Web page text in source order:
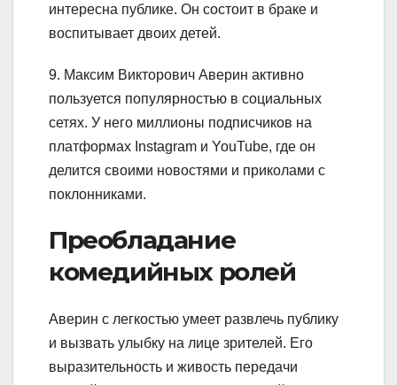
интересна публике. Он состоит в браке и
воспитывает двоих детей.
9. Максим Викторович Аверин активно
пользуется популярностью в социальных
сетях. У него миллионы подписчиков на
платформах Instagram и YouTube, где он
делится своими новостями и приколами с
поклонниками.
Преобладание
комедийных ролей
Аверин с легкостью умеет развлечь публику
и вызвать улыбку на лице зрителей. Его
выразительность и живость передачи